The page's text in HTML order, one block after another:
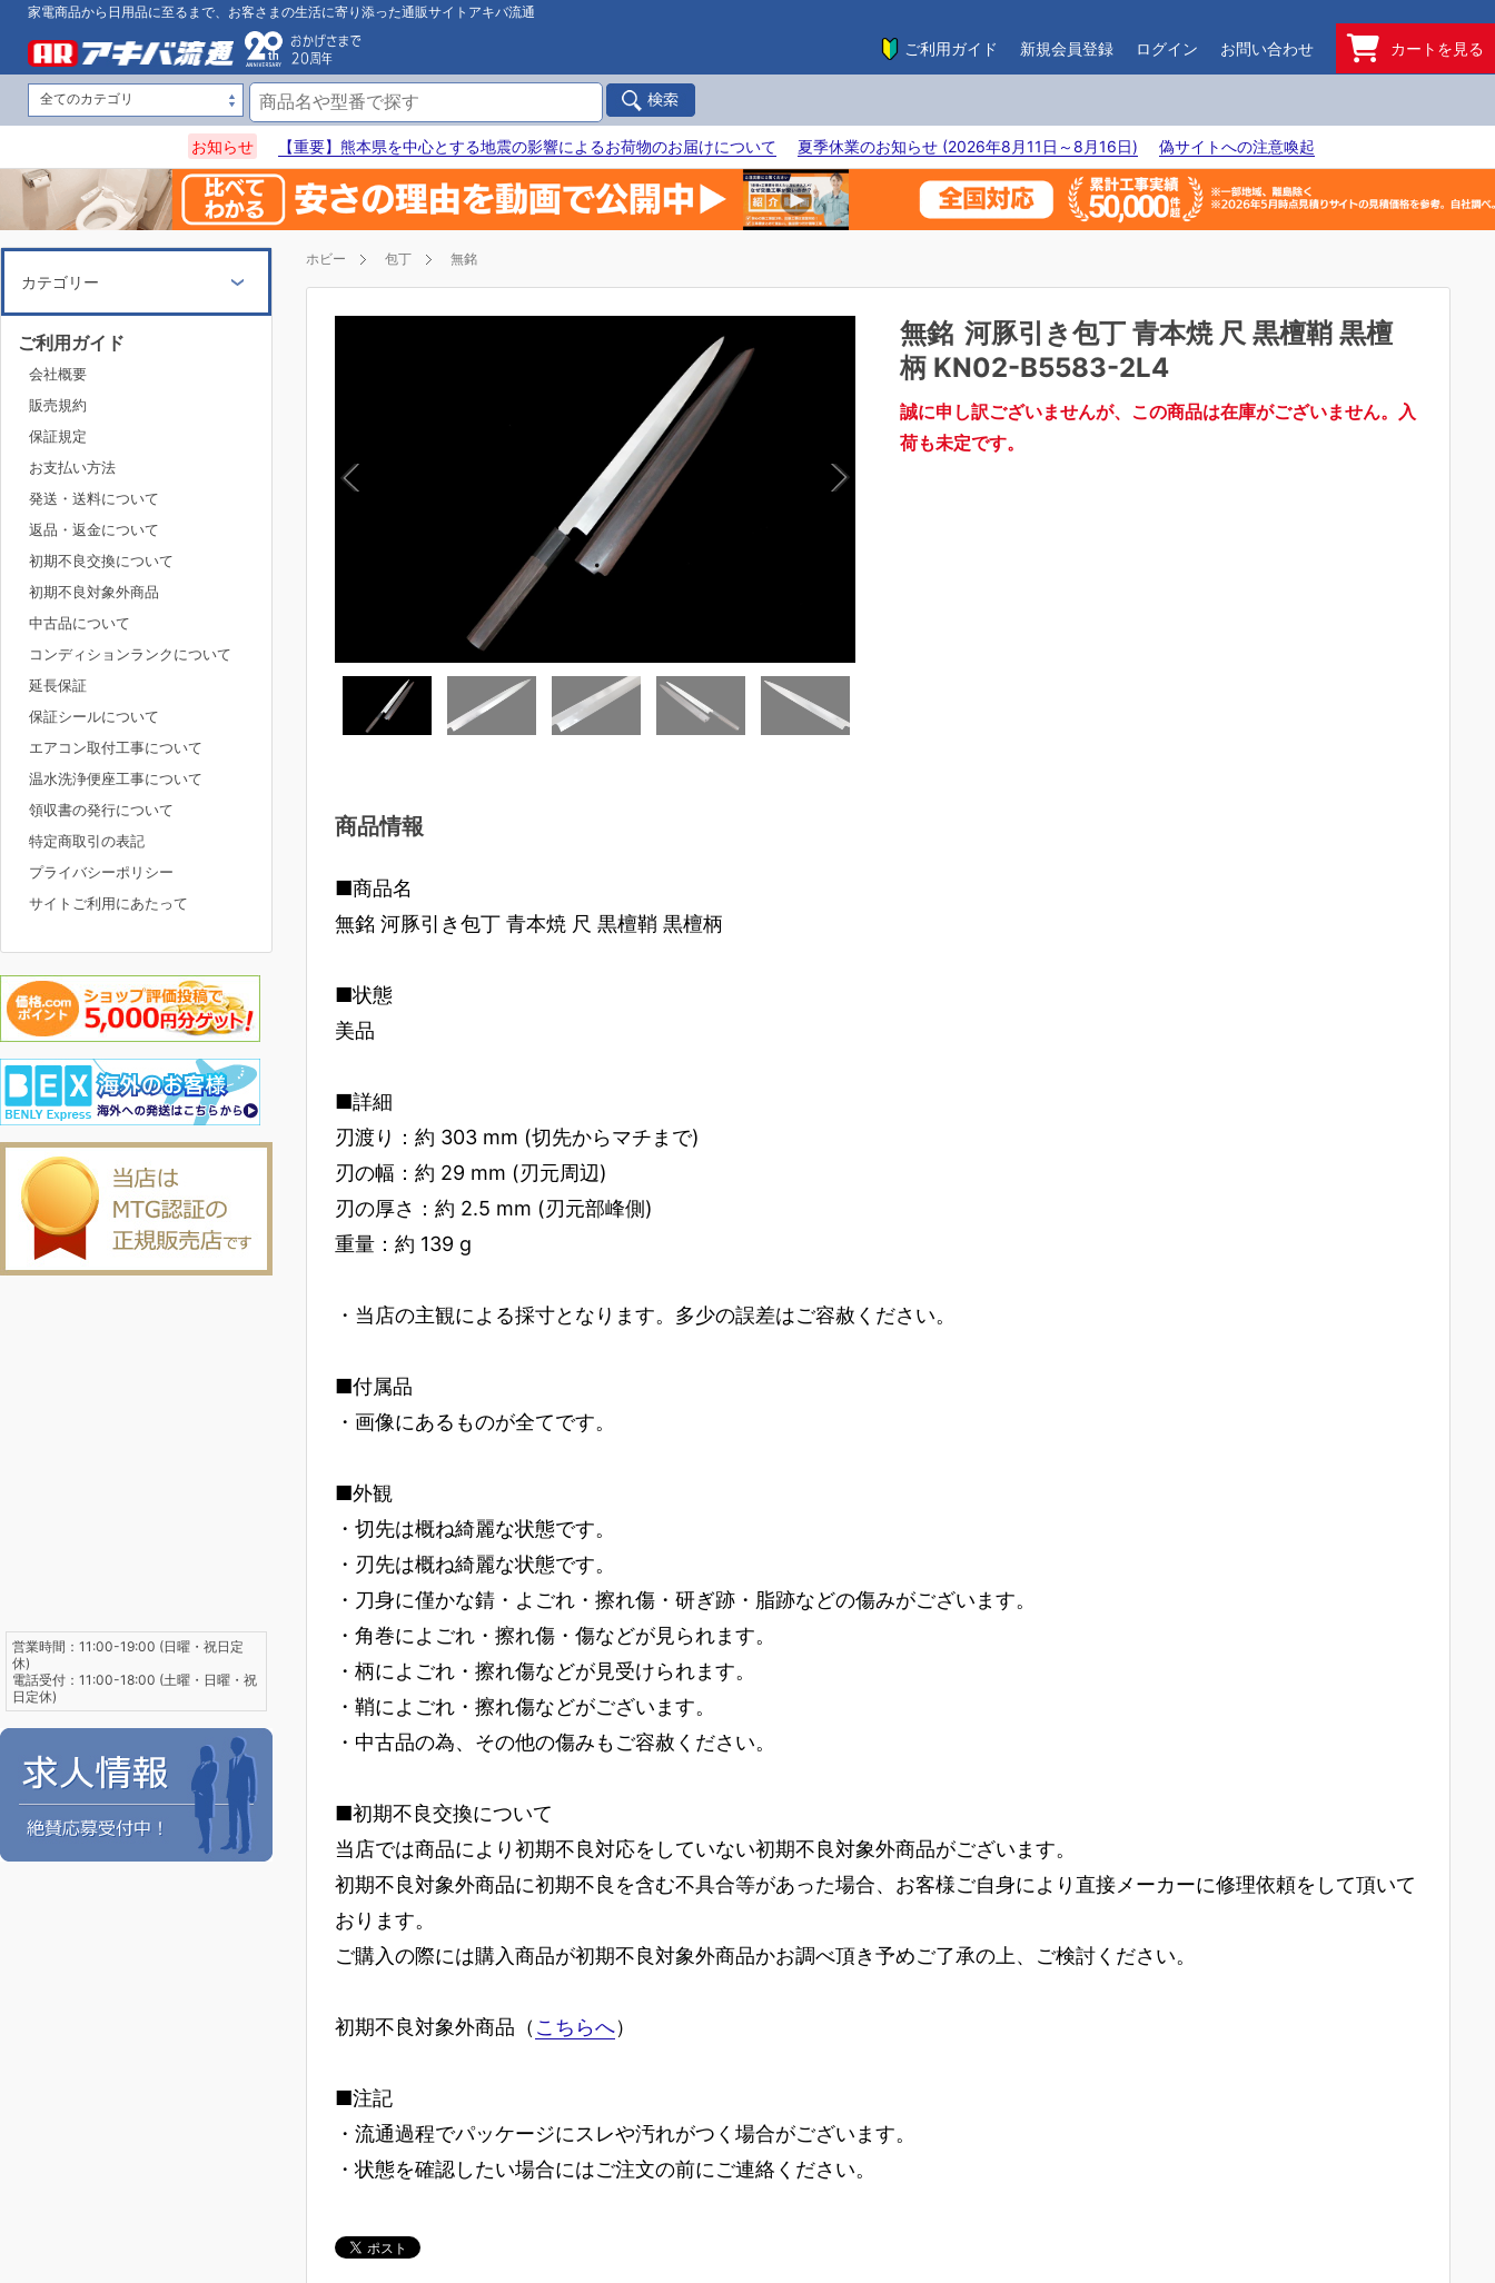
家電商品から日用品に至るまで、お客さまの生活に寄り添った通販サイトアキバ流通
ご利用ガイド 新規会員登録 ログイン お問い合わせ カートを見る
お知らせ 【重要】熊本県を中心とする地震の影響によるお荷物のお届けについて 夏季休業のお知らせ (2026年8月11日～8月16日) 偽サイトへの注意喚起
ホビー 包丁 無銘
無銘 河豚引き包丁 青本焼 尺 黒檀鞘 黒檀
柄 KN02-B5583-2L4
誠に申し訳ございませんが、この商品は在庫がございません。入
荷も未定です。
商品情報
■商品名
無銘 河豚引き包丁 青本焼 尺 黒檀鞘 黒檀柄
■状態
美品
■詳細
刃渡り：約 303 mm (切先からマチまで)
刃の幅：約 29 mm (刃元周辺)
刃の厚さ：約 2.5 mm (刃元部峰側)
重量：約 139 g
・当店の主観による採寸となります。多少の誤差はご容赦ください。
■付属品
・画像にあるものが全てです。
■外観
・切先は概ね綺麗な状態です。
・刃先は概ね綺麗な状態です。
・刀身に僅かな錆・よごれ・擦れ傷・研ぎ跡・脂跡などの傷みがございます。
・角巻によごれ・擦れ傷・傷などが見られます。
・柄によごれ・擦れ傷などが見受けられます。
・鞘によごれ・擦れ傷などがございます。
・中古品の為、その他の傷みもご容赦ください。
■初期不良交換について
当店では商品により初期不良対応をしていない初期不良対象外商品がございます。
初期不良対象外商品に初期不良を含む不具合等があった場合、お客様ご自身により直接メーカーに修理依頼をして頂いて
おります。
ご購入の際には購入商品が初期不良対象外商品かお調べ頂き予めご了承の上、ご検討ください。
初期不良対象外商品（ こちらへ）
■注記
・流通過程でパッケージにスレや汚れがつく場合がございます。
・状態を確認したい場合にはご注文の前にご連絡ください。
カテゴリー
ご利用ガイド
会社概要
販売規約
保証規定
お支払い方法
発送・送料について
返品・返金について
初期不良交換について
初期不良対象外商品
中古品について
コンディションランクについて
延長保証
保証シールについて
エアコン取付工事について
温水洗浄便座工事について
領収書の発行について
特定商取引の表記
プライバシーポリシー
サイトご利用にあたって
営業時間：11:00-19:00 (日曜・祝日定
休)
電話受付：11:00-18:00 (土曜・日曜・祝
日定休)